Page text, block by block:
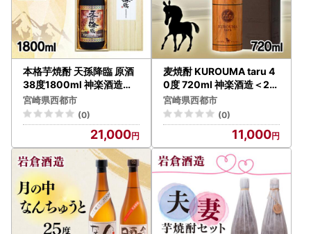
本格芋焼酎 天孫降臨 原酒
38度1800ml 神楽酒造＜2
3-28a＞
宮崎県西都市
(0)
21,000
麦焼酎 KUROUMA taru 4
0度 720ml 神楽酒造＜23
-26a＞
宮崎県西都市
(0)
11,000